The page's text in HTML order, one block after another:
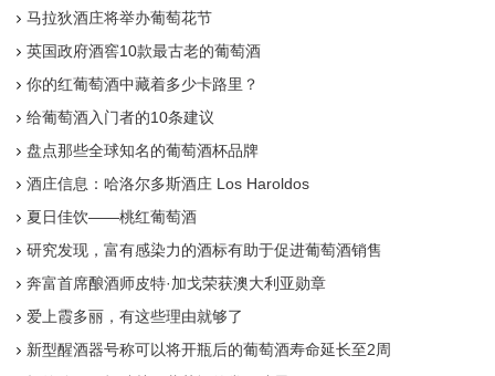
马拉狄酒庄将举办葡萄花节
英国政府酒窖10款最古老的葡萄酒
你的红葡萄酒中藏着多少卡路里？
给葡萄酒入门者的10条建议
盘点那些全球知名的葡萄酒杯品牌
酒庄信息：哈洛尔多斯酒庄 Los Haroldos
夏日佳饮——桃红葡萄酒
研究发现，富有感染力的酒标有助于促进葡萄酒销售
奔富首席酿酒师皮特·加戈荣获澳大利亚勋章
爱上霞多丽，有这些理由就够了
新型醒酒器号称可以将开瓶后的葡萄酒寿命延长至2周